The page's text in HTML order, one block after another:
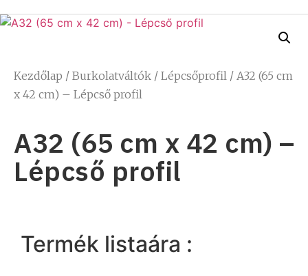
Kezdőlap / Burkolatváltók / Lépcsőprofil / A32 (65 cm
x 42 cm) – Lépcső profil
A32 (65 cm x 42 cm) –
Lépcső profil
Termék listaára :